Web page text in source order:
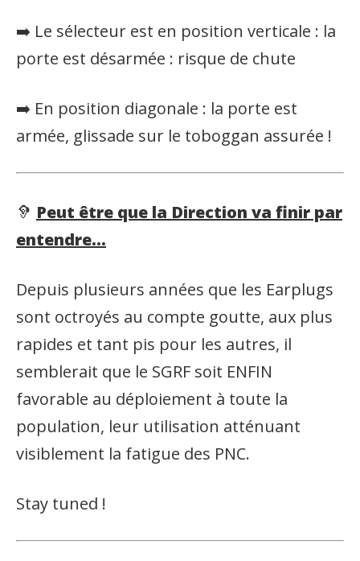
➡️ Le sélecteur est en position verticale : la
porte est désarmée : risque de chute
➡️ En position diagonale : la porte est
armée, glissade sur le toboggan assurée !
🦻 Peut être que la Direction va finir par
entendre…
Depuis plusieurs années que les Earplugs
sont octroyés au compte goutte, aux plus
rapides et tant pis pour les autres, il
semblerait que le SGRF soit ENFIN
favorable au déploiement à toute la
population, leur utilisation atténuant
visiblement la fatigue des PNC.
Stay tuned !